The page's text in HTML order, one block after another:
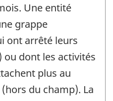
Une entité
grappe
ont arrêté leurs
dont les activités
plus au
du champ). La